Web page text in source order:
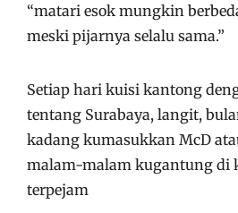
“matari esok mungkin
meski pijarnya selalu sama.”
Setiap hari kuisi kantong
tentang Surabaya, langit,
kadang kumasukkan McD
malam-malam kugantung di
terpejam